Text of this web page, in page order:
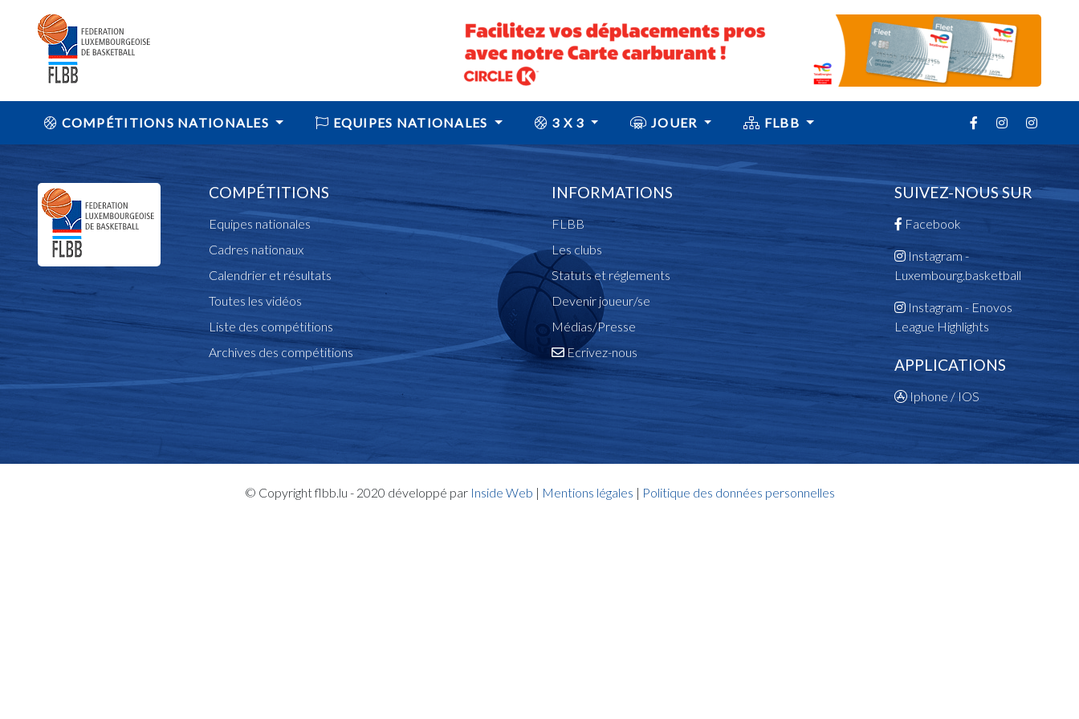
COMPÉTITIONS NATIONALES EQUIPES NATIONALES 3 X 3 JOUER FLBB
COMPÉTITIONS
Equipes nationales
Cadres nationaux
Calendrier et résultats
Toutes les vidéos
Liste des compétitions
Archives des compétitions
INFORMATIONS
FLBB
Les clubs
Statuts et réglements
Devenir joueur/se
Médias/Presse
Ecrivez-nous
SUIVEZ-NOUS SUR
Facebook
Instagram -
Luxembourg.basketball
Instagram - Enovos
League Highlights
APPLICATIONS
Iphone / IOS
© Copyright flbb.lu - 2020 développé par Inside Web | Mentions légales | Politique des données personnelles